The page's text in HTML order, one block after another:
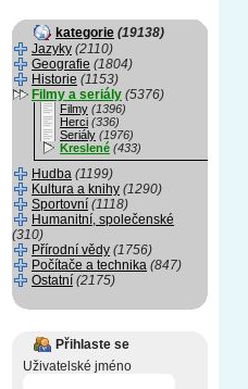
kategorie (19138)
Jazyky (2110)
Geografie (1804)
Historie (1153)
Filmy a seriály (5376)
Filmy (1396)
Herci (336)
Seriály (1976)
Kreslené (433)
Hudba (1199)
Kultura a knihy (1290)
Sportovní (1118)
Humanitní, společenské
(310)
Přírodní vědy (1756)
Počítače a technika (847)
Ostatní (2175)
Přihlaste se
Uživatelské jméno